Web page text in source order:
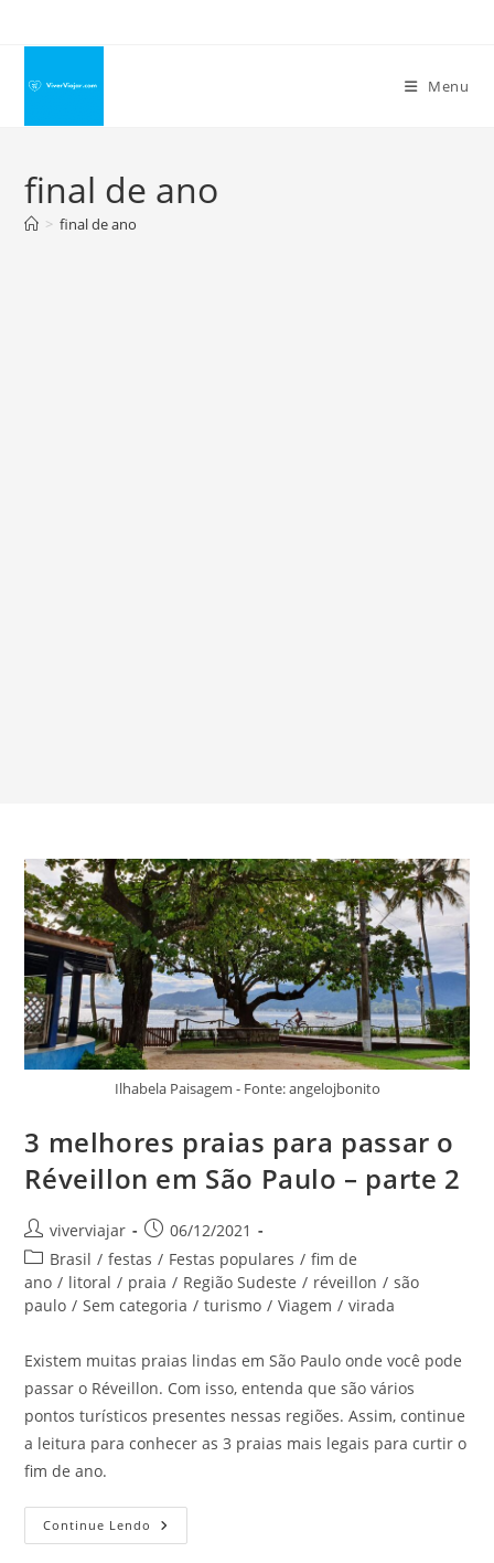
conteúdo
Menu
final de ano
> final de ano
Ilhabela Paisagem - Fonte: angelojbonito
3 melhores praias para passar o
Réveillon em São Paulo – parte 2
Autor
do
post:
viverviajar
Post
publicado:
06/12/2021
Categoria
do
post:
Brasil / festas / Festas populares / fim de
ano / litoral / praia / Região Sudeste / réveillon / são
paulo / Sem categoria / turismo / Viagem / virada
Existem muitas praias lindas em São Paulo onde você pode
passar o Réveillon. Com isso, entenda que são vários
pontos turísticos presentes nessas regiões. Assim, continue
a leitura para conhecer as 3 praias mais legais para curtir o
fim de ano.
Continue Lendo
Melhores